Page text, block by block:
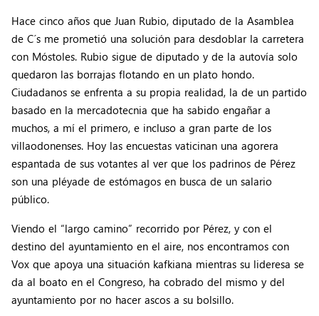
Hace cinco años que Juan Rubio, diputado de la Asamblea
de C´s me prometió una solución para desdoblar la carretera
con Móstoles. Rubio sigue de diputado y de la autovía solo
quedaron las borrajas flotando en un plato hondo.
Ciudadanos se enfrenta a su propia realidad, la de un partido
basado en la mercadotecnia que ha sabido engañar a
muchos, a mí el primero, e incluso a gran parte de los
villaodonenses. Hoy las encuestas vaticinan una agorera
espantada de sus votantes al ver que los padrinos de Pérez
son una pléyade de estómagos en busca de un salario
público.
Viendo el “largo camino” recorrido por Pérez, y con el
destino del ayuntamiento en el aire, nos encontramos con
Vox que apoya una situación kafkiana mientras su lideresa se
da al boato en el Congreso, ha cobrado del mismo y del
ayuntamiento por no hacer ascos a su bolsillo.